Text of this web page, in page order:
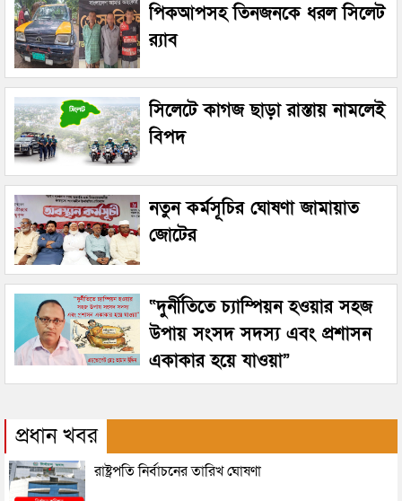
পিকআপসহ তিনজনকে ধরল সিলেট
র‌্যাব
সিলেটে কাগজ ছাড়া রাস্তায় নামলেই
বিপদ
নতুন কর্মসূচির ঘোষণা জামায়াত
জোটের
“দুর্নীতিতে চ্যাম্পিয়ন হওয়ার সহজ
উপায় সংসদ সদস্য এবং প্রশাসন
একাকার হয়ে যাওয়া”
প্রধান খবর
রাষ্ট্রপতি নির্বাচনের তারিখ ঘোষণা